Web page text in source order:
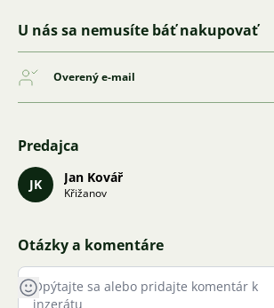
U nás sa nemusíte báť nakupovať
Overený e-mail
Predajca
JK Jan Kovář
Křižanov
Otázky a komentáre